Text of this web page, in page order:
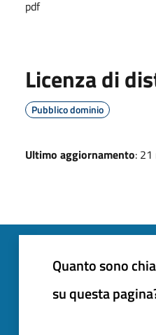
pdf
Licenza di
Pubblico dominio
Ultimo aggiornamento:
Quanto sono
su questa